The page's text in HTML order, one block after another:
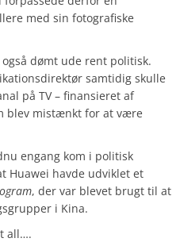
med sin fotografiske
dømt ude rent politisk.
samtidig skulle
på TV – finansieret af
blev mistænkt for at være
engang kom i politisk
Huawei havde udviklet et
, der var blevet brugt til at
i Kina.
all….